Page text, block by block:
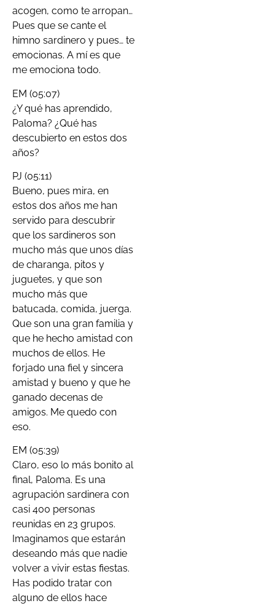
acogen, como te arropan…
Pues que se cante el
himno sardinero y pues… te
emocionas. A mí es que
me emociona todo.
EM (05:07)
¿Y qué has aprendido,
Paloma? ¿Qué has
descubierto en estos dos
años?
PJ (05:11)
Bueno, pues mira, en
estos dos años me han
servido para descubrir
que los sardineros son
mucho más que unos días
de charanga, pitos y
juguetes, y que son
mucho más que
batucada, comida, juerga.
Que son una gran familia y
que he hecho amistad con
muchos de ellos. He
forjado una fiel y sincera
amistad y bueno y que he
ganado decenas de
amigos. Me quedo con
eso.
EM (05:39)
Claro, eso lo más bonito al
final, Paloma. Es una
agrupación sardinera con
casi 400 personas
reunidas en 23 grupos.
Imaginamos que estarán
deseando más que nadie
volver a vivir estas fiestas.
Has podido tratar con
alguno de ellos hace